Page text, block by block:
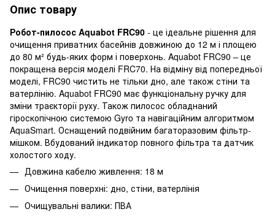
Опис товару
Робот-пилосос Aquabot FRC90 - це ідеальне рішення для
очищення приватних басейнів довжиною до 12 м і площею
до 80 м² будь-яких форм і поверхонь. Aquabot FRC90 – це
покращена версія моделі FRC70. На відміну від попередньої
моделі, FRC90 чистить не тільки дно, але також стіни та
ватерлінію. Aquabot FRC90 має функціональну ручку для
зміни траєкторії руху. Також пилосос обладнаний
гіроскопічною системою Gyro та навігаційним алгоритмом
AquaSmart. Оснащений подвійним багаторазовим фільтр-
мішком. Вбудований індикатор повного фільтра та датчик
холостого ходу.
Довжина кабелю живлення: 18 м
Очищення поверхні: дно, стіни, ватерлінія
Очищувальні валики: ПВА